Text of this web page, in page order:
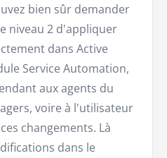
bien sûr demander
niveau 2 d'appliquer
dans Active
Service Automation,
aux agents du
voire à l'utilisateur
changements. Là
dans le